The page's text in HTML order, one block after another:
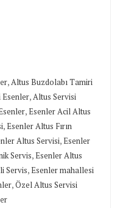
,Altus Buzdolabı Tamiri
Esenler,Altus Servisi
,Esenler Acil Altus
,Esenler Altus Fırın
Altus Servisi,Esenler
Servis,Esenler Altus
Servis,Esenler mahallesi
,Özel Altus Servisi